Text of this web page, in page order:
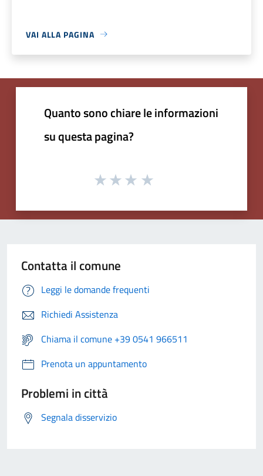
VAI ALLA PAGINA
Quanto sono chiare le informazioni
su questa pagina?
Contatta il comune
Leggi le domande frequenti
Richiedi Assistenza
Chiama il comune +39 0541 966511
Prenota un appuntamento
Problemi in città
Segnala disservizio